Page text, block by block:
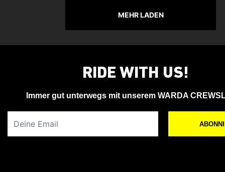
MEHR LADEN
RIDE WITH US!
Immer gut unterwegs mit unserem WARDA